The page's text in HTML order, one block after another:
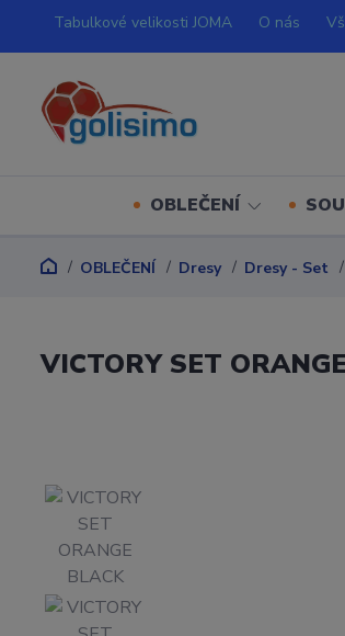
Tabulkové velikosti JOMA O nás
OBLEČENÍ
OBLEČENÍ Dresy Dresy - Set
VICTORY SET